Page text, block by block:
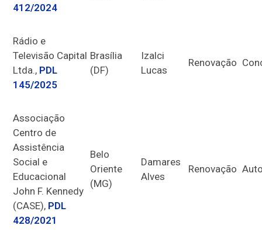
412/2024
Rádio e
Televisão Capital
Ltda., PDL
145/2025
Brasília
(DF)
Izalci
Lucas
Renovação
Associação
Centro de
Assistência
Social e
Educacional
John F. Kennedy
(CASE), PDL
428/2021
Belo
Oriente
(MG)
Damares
Alves
Renovação